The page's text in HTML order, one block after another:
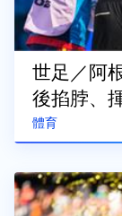
體育
世足／阿
後掐脖、